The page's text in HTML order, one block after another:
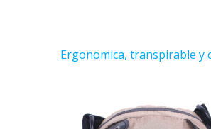
Ergonomica, transpirable y